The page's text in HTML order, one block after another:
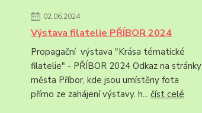
02.06.2024
Výstava filatelie PŘÍBOR 2024
Propagační výstava "Krása tématické
filatelie" - PŘÍBOR 2024 Odkaz na stránky
města Příbor, kde jsou umístěny fota
přímo ze zahájení výstavy. h... číst celé